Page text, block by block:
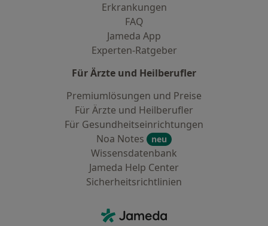
Erkrankungen
FAQ
Jameda App
Experten-Ratgeber
Für Ärzte und Heilberufler
Premiumlösungen und Preise
Für Ärzte und Heilberufler
Für Gesundheitseinrichtungen
Noa Notes
neu
Wissensdatenbank
Jameda Help Center
Sicherheitsrichtlinien
Jameda - Startseite